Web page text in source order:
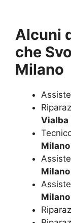
Alcuni
che
Milano
Vialba
Milano
Milano
Milano